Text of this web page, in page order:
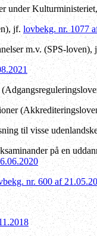
under
jf. lovbekg. nr. 1077
m.v. (SPS-loven),
til visse
på en
nr. 600 af